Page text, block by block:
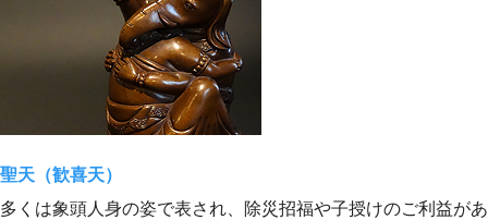
聖天（歓喜天）
多くは象頭人身の姿で表され、除災招福や子授けのご利益があ